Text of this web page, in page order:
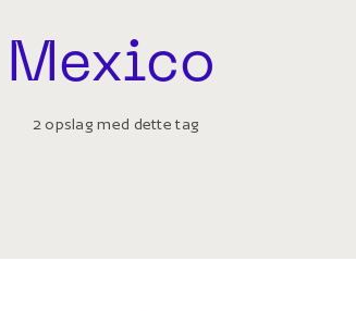
Mexico
2 opslag med dette tag